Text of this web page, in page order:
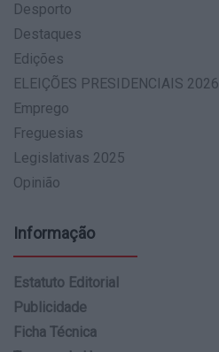
Desporto
Destaques
Edições
ELEIÇÕES PRESIDENCIAIS 2026
Emprego
Freguesias
Legislativas 2025
Opinião
Informação
Estatuto Editorial
Publicidade
Ficha Técnica